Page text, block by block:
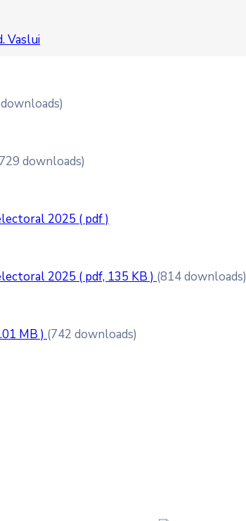
Vaslui
downloads)
2025 ( pdf )
2025 ( pdf, 135 KB ) (814 downloads)
MB ) (742 downloads)